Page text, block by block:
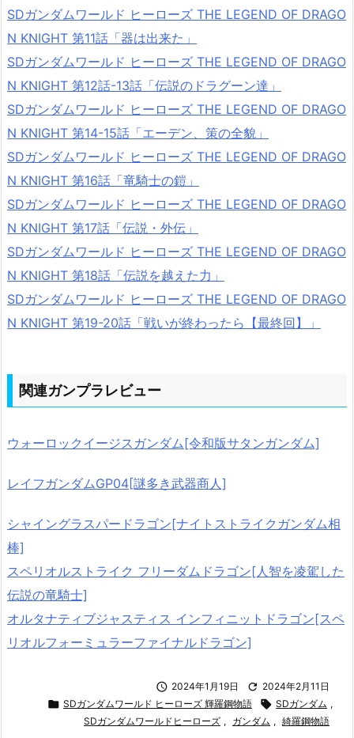
SDガンダムワールド ヒーローズ THE LEGEND OF DRAGO
N KNIGHT 第11話「器は出来た」
SDガンダムワールド ヒーローズ THE LEGEND OF DRAGO
N KNIGHT 第12話-13話「伝説のドラグーン達」
SDガンダムワールド ヒーローズ THE LEGEND OF DRAGO
N KNIGHT 第14-15話「エーデン、策の全貌」
SDガンダムワールド ヒーローズ THE LEGEND OF DRAGO
N KNIGHT 第16話「竜騎士の鎧」
SDガンダムワールド ヒーローズ THE LEGEND OF DRAGO
N KNIGHT 第17話「伝説・外伝」
SDガンダムワールド ヒーローズ THE LEGEND OF DRAGO
N KNIGHT 第18話「伝説を越えた力」
SDガンダムワールド ヒーローズ THE LEGEND OF DRAGO
N KNIGHT 第19-20話「戦いが終わったら【最終回】」
関連ガンプラレビュー
ウォーロックイージスガンダム[令和版サタンガンダム]
レイフガンダムGP04[謎多き武器商人]
シャイングラスパードラゴン[ナイトストライクガンダム相
棒]
スペリオルストライク フリーダムドラゴン[人智を凌駕した
伝説の竜騎士]
オルタナティブジャスティス インフィニットドラゴン[スペ
リオルフォーミュラーファイナルドラゴン]
 2024年1月19日  2024年2月11日
 SDガンダムワールド ヒーローズ 輝羅鋼物語  SDガンダム ,
SDガンダムワールドヒーローズ , ガンダム , 綺羅鋼物語